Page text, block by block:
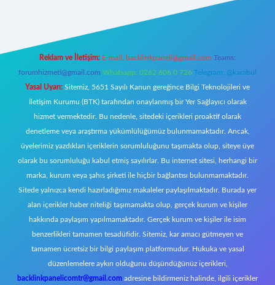
Reklam ve İletişim: E-mail: backlinkpaneli@gmail.com Teams:
forumhizmeti@gmail.com Whatsapp: 0262 606 0 726 Telegram: @karabul
Yasal Uyarı: Sitemiz, 5651 Sayılı Kanun gereğince Bilgi Teknolojileri ve
İletişim Kurumu (BTK) tarafından onaylanmış bir Yer Sağlayıcı olarak
hizmet vermektedir. Bu nedenle, sitedeki içerikleri proaktif olarak
denetleme veya araştırma yükümlülüğümüz bulunmamaktadır. Ancak,
üyelerimiz yazdıkları içeriklerin sorumluluğunu taşımakta olup, siteye üye
olarak bu sorumluluğu kabul etmiş sayılırlar. Bu internet sitesi, herhangi bir
marka, kurum veya şahıs şirketi ile hiçbir bağlantısı bulunmamaktadır.
Sitede yalnızca kendi hazırladığımız makaleler paylaşılmaktadır. Burada yer
alan içerikler haber niteliği taşımamakta olup, gerçek kurum ve kişiler
hakkında paylaşım yapılmamaktadır. Gerçek kurum ve kişiler ile isim
benzerlikleri tamamen tesadüfidir. Sitemiz, kar amacı gütmeyen ve
tamamen ücretsiz bir bilgi paylaşım platformudur. Hukuka ve yasal
düzenlemelere aykırı olduğunu düşündüğünüz içerikleri,
backlinkpanelicomtr@gmail.com adresine bildirmeniz halinde, ilgili içerikler